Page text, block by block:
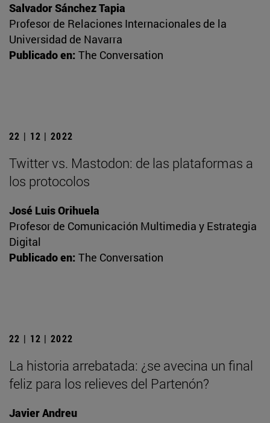
Salvador Sánchez Tapia
Profesor de Relaciones Internacionales de la
Universidad de Navarra
Publicado en: The Conversation
22 | 12 | 2022
Twitter vs. Mastodon: de las plataformas a
los protocolos
José Luis Orihuela
Profesor de Comunicación Multimedia y Estrategia
Digital
Publicado en: The Conversation
22 | 12 | 2022
La historia arrebatada: ¿se avecina un final
feliz para los relieves del Partenón?
Javier Andreu